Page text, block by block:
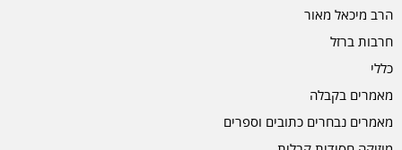
הרב מיכאל מאור
חרבות ברזל
כללי
מאמרים בקבלה
מאמרים נבחרים כתובים וספרים